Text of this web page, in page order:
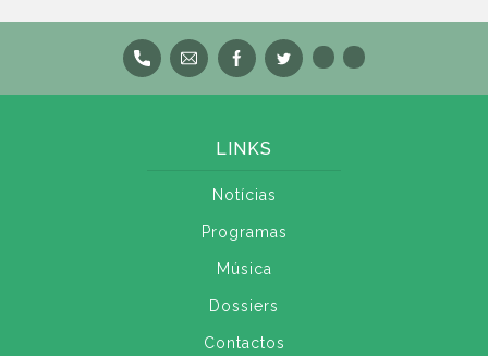
LINKS
Notícias
Programas
Música
Dossiers
Contactos